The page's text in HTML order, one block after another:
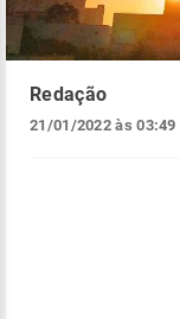
Redação
21/01/2022 às 03:49